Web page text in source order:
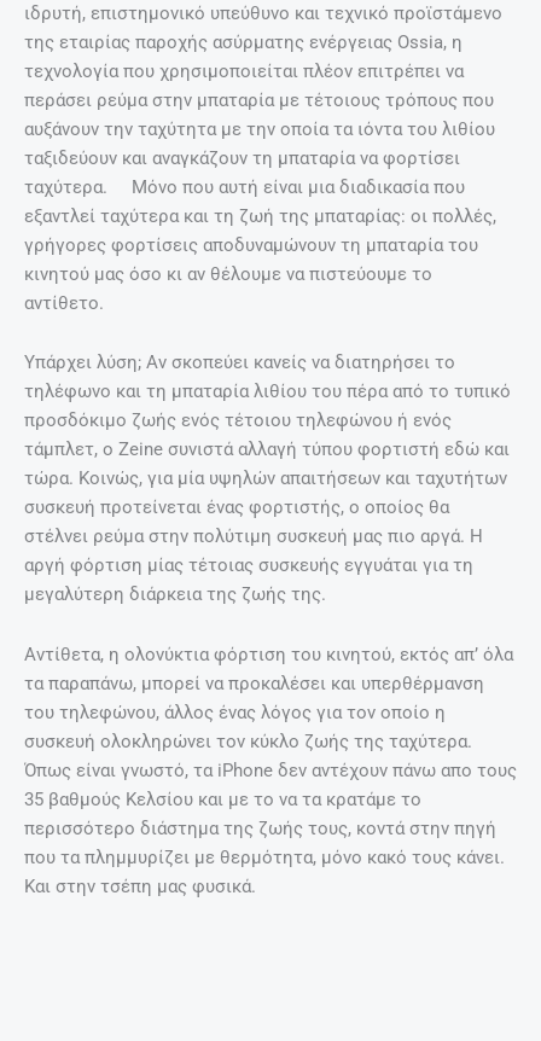
ιδρυτή, επιστημονικό υπεύθυνο και τεχνικό προϊστάμενο
της εταιρίας παροχής ασύρματης ενέργειας Ossia, η
τεχνολογία που χρησιμοποιείται πλέον επιτρέπει να
περάσει ρεύμα στην μπαταρία με τέτοιους τρόπους που
αυξάνουν την ταχύτητα με την οποία τα ιόντα του λιθίου
ταξιδεύουν και αναγκάζουν τη μπαταρία να φορτίσει
ταχύτερα. Μόνο που αυτή είναι μια διαδικασία που
εξαντλεί ταχύτερα και τη ζωή της μπαταρίας: οι πολλές,
γρήγορες φορτίσεις αποδυναμώνουν τη μπαταρία του
κινητού μας όσο κι αν θέλουμε να πιστεύουμε το
αντίθετο.
Υπάρχει λύση; Αν σκοπεύει κανείς να διατηρήσει το
τηλέφωνο και τη μπαταρία λιθίου του πέρα από το τυπικό
προσδόκιμο ζωής ενός τέτοιου τηλεφώνου ή ενός
τάμπλετ, ο Zeine συνιστά αλλαγή τύπου φορτιστή εδώ και
τώρα. Κοινώς, για μία υψηλών απαιτήσεων και ταχυτήτων
συσκευή προτείνεται ένας φορτιστής, ο οποίος θα
στέλνει ρεύμα στην πολύτιμη συσκευή μας πιο αργά. Η
αργή φόρτιση μίας τέτοιας συσκευής εγγυάται για τη
μεγαλύτερη διάρκεια της ζωής της.
Αντίθετα, η ολονύκτια φόρτιση του κινητού, εκτός απ’ όλα
τα παραπάνω, μπορεί να προκαλέσει και υπερθέρμανση
του τηλεφώνου, άλλος ένας λόγος για τον οποίο η
συσκευή ολοκληρώνει τον κύκλο ζωής της ταχύτερα.
Όπως είναι γνωστό, τα iPhone δεν αντέχουν πάνω απο τους
35 βαθμούς Κελσίου και με το να τα κρατάμε το
περισσότερο διάστημα της ζωής τους, κοντά στην πηγή
που τα πλημμυρίζει με θερμότητα, μόνο κακό τους κάνει.
Και στην τσέπη μας φυσικά.